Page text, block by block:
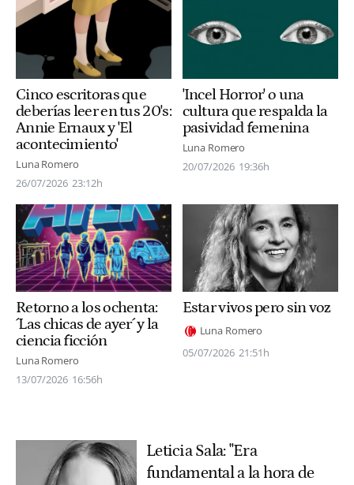
Cinco escritoras que
deberías leer en tus 20's:
Annie Ernaux y 'El
acontecimiento'
Luna Romero
26/07/2026 23:12h
'Incel Horror' o una
cultura que respalda la
pasividad femenina
Luna Romero
20/07/2026 19:36h
Retorno a los ochenta:
´Las chicas de ayer´ y la
ciencia ficción
Luna Romero
13/07/2026 16:56h
Estar vivos pero sin voz
Luna Romero
05/07/2026 21:51h
Leticia Sala: "Era
fundamental a la hora de